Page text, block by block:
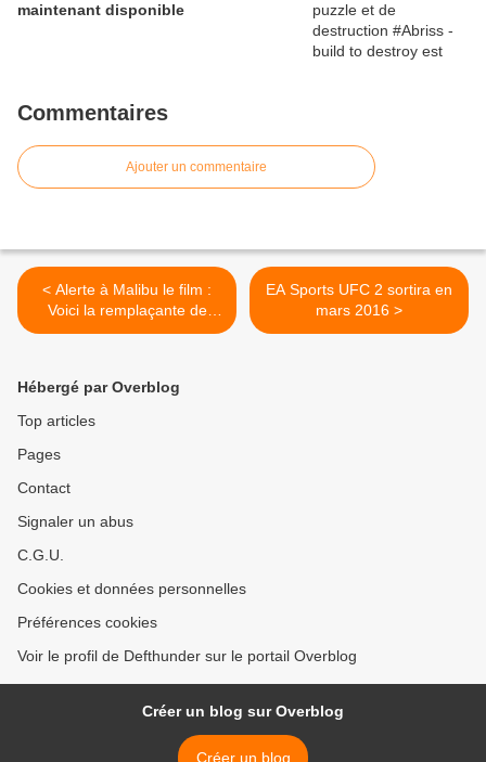
maintenant disponible
Commentaires
Ajouter un commentaire
< Alerte à Malibu le film :
Voici la remplaçante de
Pamela Anderson
EA Sports UFC 2 sortira en
mars 2016 >
Hébergé par Overblog
Top articles
Pages
Contact
Signaler un abus
C.G.U.
Cookies et données personnelles
Préférences cookies
Voir le profil de Defthunder sur le portail Overblog
Créer un blog sur Overblog
Créer un blog